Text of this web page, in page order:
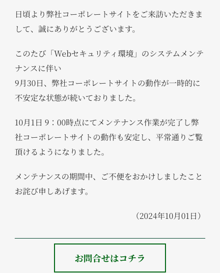
日頃より弊社コーポレートサイトをご来訪いただきま
して、誠にありがとうございます。
このたび「Webセキュリティ環境」のシステムメンテ
ナンスに伴い
9月30日、弊社コーポレートサイトの動作が一時的に
不安定な状態が続いておりました。
10月1日 9：00時点にてメンテナンス作業が完了し弊
社コーポレートサイトの動作も安定し、平常通りご覧
頂けるようになりました。
メンテナンスの期間中、ご不便をおかけしましたこと
お詫び申しあげます。
（2024年10月01日）
お問合せはコチラ